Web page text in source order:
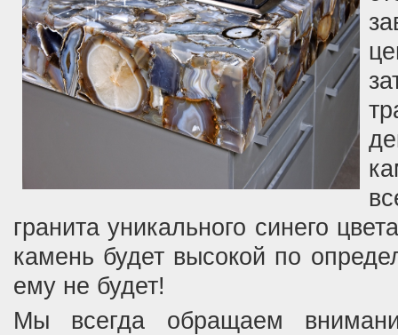
гранита уникального синего
камень будет высокой по
ему не будет!
Мы всегда обращаем